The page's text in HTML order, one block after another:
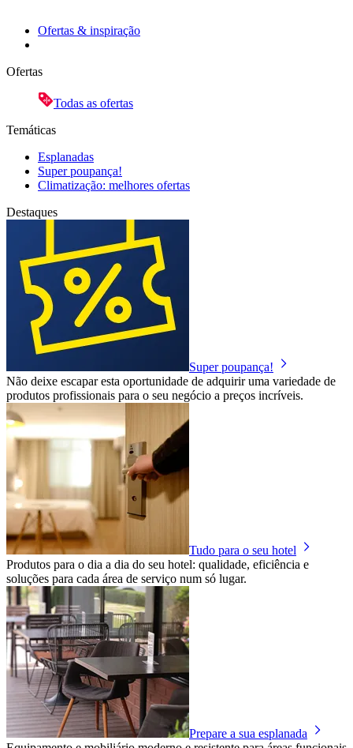
Ofertas & inspiração
Ofertas
Todas as ofertas
Temáticas
Esplanadas
Super poupança!
Climatização: melhores ofertas
Destaques
Super poupança!
Não deixe escapar esta oportunidade de adquirir uma variedade de
produtos profissionais para o seu negócio a preços incríveis.
Tudo para o seu hotel
Produtos para o dia a dia do seu hotel: qualidade, eficiência e
soluções para cada área de serviço num só lugar.
Prepare a sua esplanada